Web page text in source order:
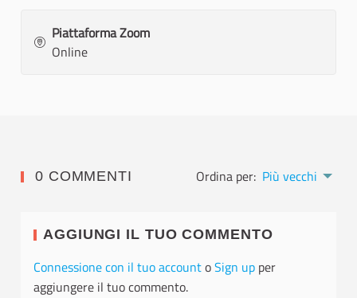
Piattaforma Zoom
Online
0 COMMENTI Ordina per: Più vecchi
AGGIUNGI IL TUO COMMENTO
Connessione con il tuo accountoSign up per
aggiungere il tuo commento.